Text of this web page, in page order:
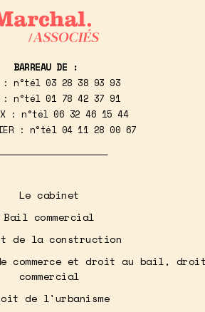
BARREAU DE :
: n°tél 03 28 38 93 93
: n°tél 01 78 42 37 91
: n°tél06 32 46 15 44
: n°tél 04 11 28 00 67
Le cabinet
Bail commercial
de la construction
commerce et droit au bail,
commercial
de l'urbanisme